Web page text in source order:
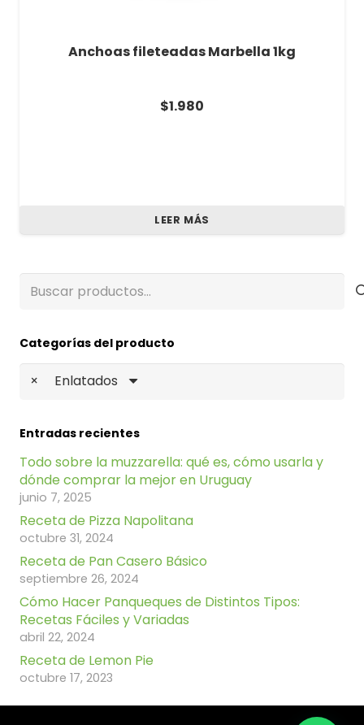
Anchoas fileteadas Marbella 1kg
$1.980
LEER MÁS
Buscar
Categorías del producto
× Enlatados
Entradas recientes
Todo sobre la muzzarella: qué es, cómo usarla y
dónde comprar la mejor en Uruguay
junio 7, 2025
Receta de Pizza Napolitana
octubre 31, 2024
Receta de Pan Casero Básico
septiembre 26, 2024
Cómo Hacer Panqueques de Distintos Tipos:
Recetas Fáciles y Variadas
abril 22, 2024
Receta de Lemon Pie
octubre 17, 2023